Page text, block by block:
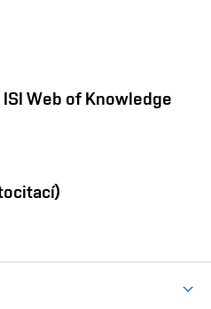
Web of Knowledge